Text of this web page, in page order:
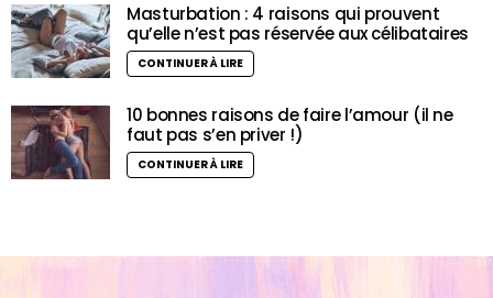
Masturbation : 4 raisons qui prouvent
qu’elle n’est pas réservée aux célibataires
CONTINUER À LIRE
10 bonnes raisons de faire l’amour (il ne
faut pas s’en priver !)
CONTINUER À LIRE